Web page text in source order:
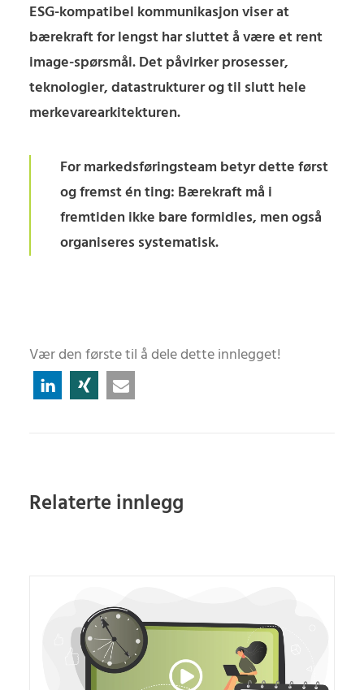
ESG-kompatibel kommunikasjon viser at
bærekraft for lengst har sluttet å være et rent
image-spørsmål. Det påvirker prosesser,
teknologier, datastrukturer og til slutt hele
merkevarearkitekturen.
For markedsføringsteam betyr dette først
og fremst én ting: Bærekraft må i
fremtiden ikke bare formidles, men også
organiseres systematisk.
Vær den første til å dele dette innlegget!
Relaterte innlegg